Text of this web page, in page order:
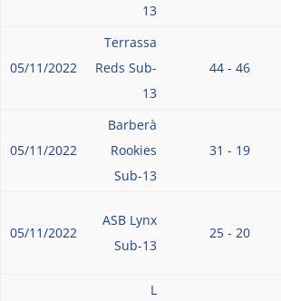
13
05/11/2022
Terrassa
Reds Sub-
13
44 - 46
05/11/2022
Barberà
Rookies
Sub-13
31 - 19
05/11/2022
ASB Lynx
Sub-13
25 - 20
L